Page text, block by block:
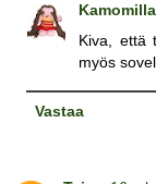
Kamomilla
Kiva, että
myös
Vastaa